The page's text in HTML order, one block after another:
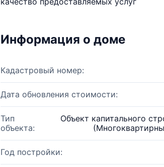
Информация о доме
Кадастровый номер:
Дата обновления стоимости:
Тип
объекта:
Объект капитального
Год постройки: